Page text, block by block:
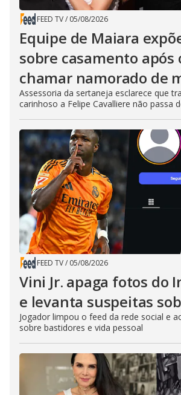
FEED TV/ 05/08/2026
Equipe de Maiara
sobre casamento após
chamar namorado de
Assessoria da sertaneja esclarece que
carinhoso a Felipe Cavalliere não passa
FEED TV/ 05/08/2026
Vini Jr. apaga fotos do
e levanta suspeitas
Jogador limpou o feed da rede social e
sobre bastidores e vida pessoal